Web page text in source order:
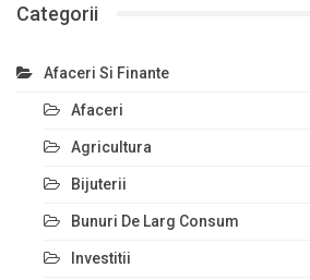
Categorii
Afaceri Si Finante
Afaceri
Agricultura
Bijuterii
Bunuri De Larg Consum
Investitii